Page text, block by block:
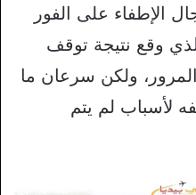
الإطفاء على الفور
وقع نتيجة توقف
ولكن سرعان ما
لأسباب لم يتم